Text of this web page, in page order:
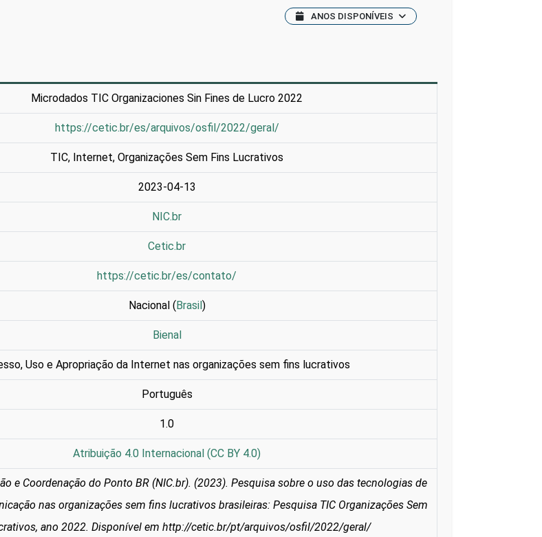
ANOS DISPONÍVEIS
Microdados TIC Organizaciones Sin Fines de Lucro 2022
https://cetic.br/es/arquivos/osfil/2022/geral/
TIC, Internet, Organizações Sem Fins Lucrativos
2023-04-13
NIC.br
Cetic.br
https://cetic.br/es/contato/
Nacional ( Brasil )
Bienal
Uso e Apropriação da Internet nas organizações sem fins lucrativos
Português
1.0
Atribuição 4.0 Internacional (CC BY 4.0)
e Coordenação do Ponto BR (NIC.br). (2023). Pesquisa sobre o uso das tecnologias de
nas organizações sem fins lucrativos brasileiras: Pesquisa TIC Organizações Sem
ano 2022. Disponível em http://cetic.br/pt/arquivos/osfil/2022/geral/